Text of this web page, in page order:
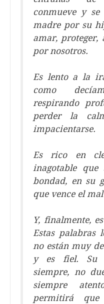
conmueve y se
madre por su
amar, proteger,
por nosotros.
Es lento a la
como
respirando
perder la
impacientarse.
Es rico en
inagotable
bondad, en su
que vence el
Y, finalmente,
Estas palabras
no están muy
y es fiel. Su
siempre, no
siempre
permitirá